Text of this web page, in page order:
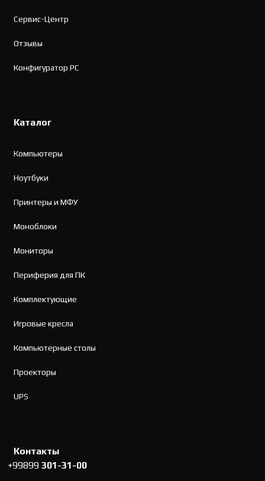
Сервис-Центр
Отзывы
Конфигуратор PC
Каталог
Компьютеры
Ноутбуки
Принтеры и МФУ
Моноблоки
Мониторы
Периферия для ПК
Комплектующие
Игровые кресла
Компьютерные столы
Проекторы
UPS
Контакты
+99899301-31-00